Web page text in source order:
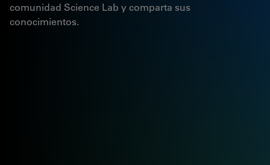
comunidad Science Lab y comparta sus
conocimientos.